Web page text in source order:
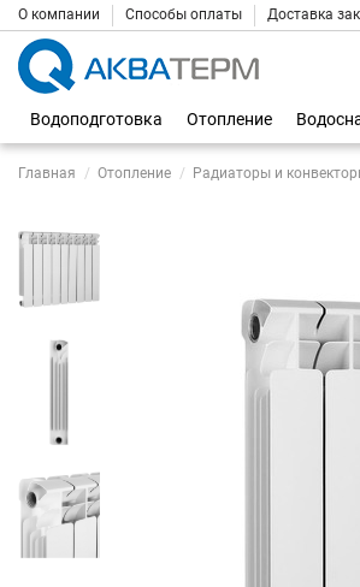
О компании Способы оплаты Доставка
Водоподготовка
Отопление
Главная Отопление Радиаторы и